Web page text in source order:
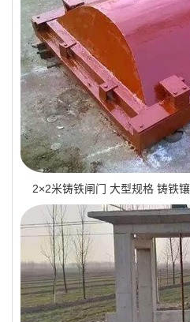
2×2米铸铁闸门 大型规格 铸铁